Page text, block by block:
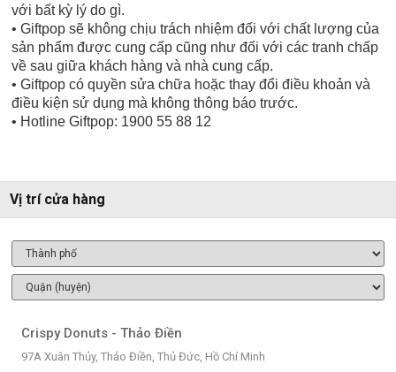
với bất kỳ lý do gì.
• Giftpop sẽ không chịu trách nhiệm đối với chất lượng của
sản phẩm được cung cấp cũng như đối với các tranh chấp
về sau giữa khách hàng và nhà cung cấp.
• Giftpop có quyền sửa chữa hoặc thay đổi điều khoản và
điều kiện sử dụng mà không thông báo trước.
• Hotline Giftpop: 1900 55 88 12
Vị trí cửa hàng
Crispy Donuts - Thảo Điền
97A Xuân Thủy, Thảo Điền, Thủ Đức, Hồ Chí Minh